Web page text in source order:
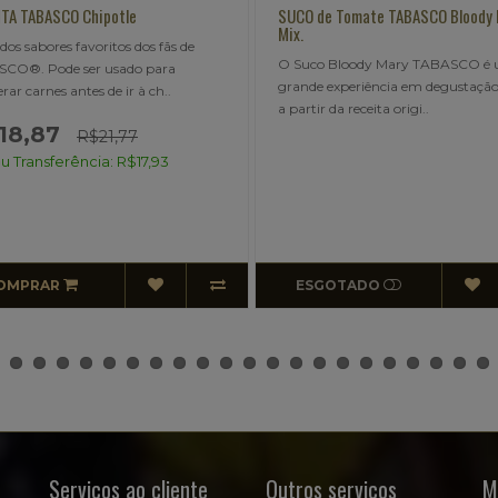
SUCO de Tomate TABASCO Bloody Mary
O Suco Bloody Mary TABASCO é uma
grande experiência em degustação. Feito
ESGOTADO
ACETO Balsâmico Glassa
etiqueta vermelha (maior
maturação);- Líder de
ESGOTADO
Serviços ao cliente Outros serviços